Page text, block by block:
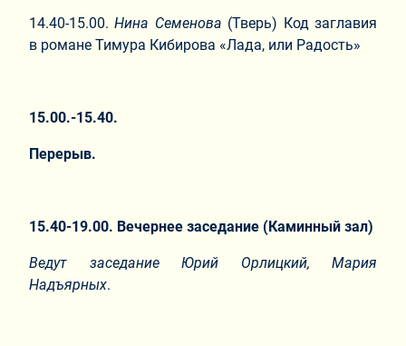
14.40-15.00.Нина Семенова (Тверь) Код заглавия
в романе Тимура Кибирова «Лада, или Радость»
15.00.-15.40.
Перерыв.
15.40-19.00. Вечернее заседание (Каминный зал)
Ведут заседание Юрий Орлицкий, Мария
Надъярных.